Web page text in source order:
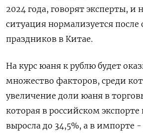
2024 года, говорят эксперты, и
ситуация нормализуется после
праздников в Китае.
На курс юаня к рублю будет
множество факторов, среди
увеличение доли юаня в
которая в российском экспорте
выросла до 34,5%, а в импорте -